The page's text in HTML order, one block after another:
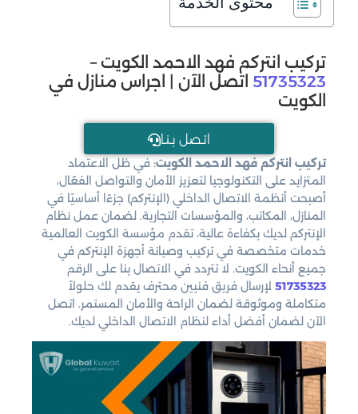
تركيب انتركم فهد الاحمد الكويت –
51735323 اتصل الآن | اجراس منازل في
الكويت
اتـصل بـنـا
تركيب انتركم فهد الاحمد الكويت: في ظل الاعتماد
المتزايد على التكنولوجيا لتعزيز الأمان والتواصل الفعّال،
أصبحت أنظمة الاتصال الداخلي (الإنتركم) جزءًا أساسيًا في
المنازل، المكاتب، والمؤسسات التجارية. لضمان عمل نظام
الإنتركم لديك بكفاءة عالية، تقدم مؤسسة الكويت العالمية
خدمات متخصصة في تركيب وصيانة أجهزة الإنتركم في
جميع أنحاء الكويت. لا تتردد في الاتصال بنا على الرقم
51735323 لإرسال فريق فنيين محترف يقدم لك حلولاً
متكاملة وموثوقة لضمان الراحة والأمان المستمر. اتصل
الآن لضمان أفضل أداء لنظام الاتصال الداخلي لديك.